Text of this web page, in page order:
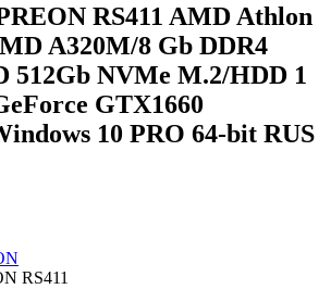
RS411 AMD Athlon
A320M/8 Gb DDR4
512Gb NVMe M.2/HDD 1
GTX1660
10 PRO 64-bit RUS
RS411